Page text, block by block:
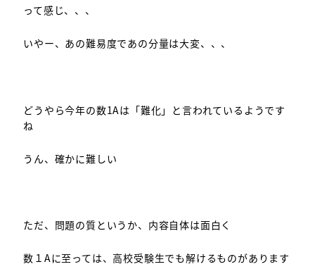
って感じ、、、
いやー、あの難易度であの分量は大変、、、
どうやら今年の数1Aは「難化」と言われているようです
ね
うん、確かに難しい
ただ、問題の質というか、内容自体は面白く
数１Aに至っては、高校受験生でも解けるものがあります